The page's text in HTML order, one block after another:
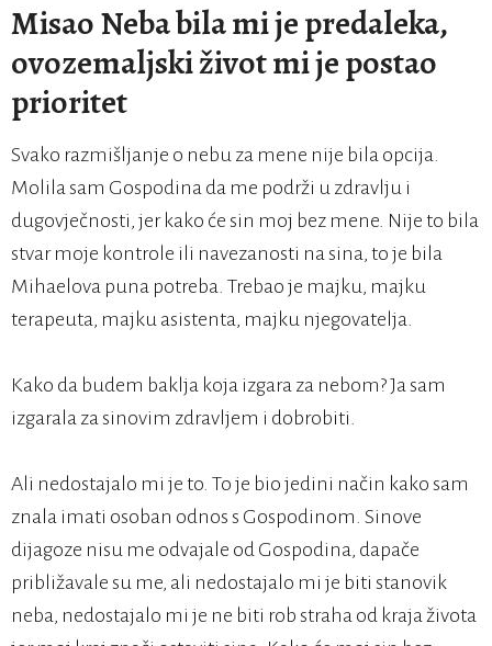
Misao Neba bila mi je predaleka,
ovozemaljski život mi je postao
prioritet
Svako razmišljanje o nebu za mene nije bila opcija.
Molila sam Gospodina da me podrži u zdravlju i
dugovječnosti, jer kako će sin moj bez mene. Nije to bila
stvar moje kontrole ili navezanosti na sina, to je bila
Mihaelova puna potreba. Trebao je majku, majku
terapeuta, majku asistenta, majku njegovatelja.
Kako da budem baklja koja izgara za nebom? Ja sam
izgarala za sinovim zdravljem i dobrobiti.
Ali nedostajalo mi je to. To je bio jedini način kako sam
znala imati osoban odnos s Gospodinom. Sinove
dijagoze nisu me odvajale od Gospodina, dapače
približavale su me, ali nedostajalo mi je biti stanovik
neba, nedostajalo mi je ne biti rob straha od kraja života